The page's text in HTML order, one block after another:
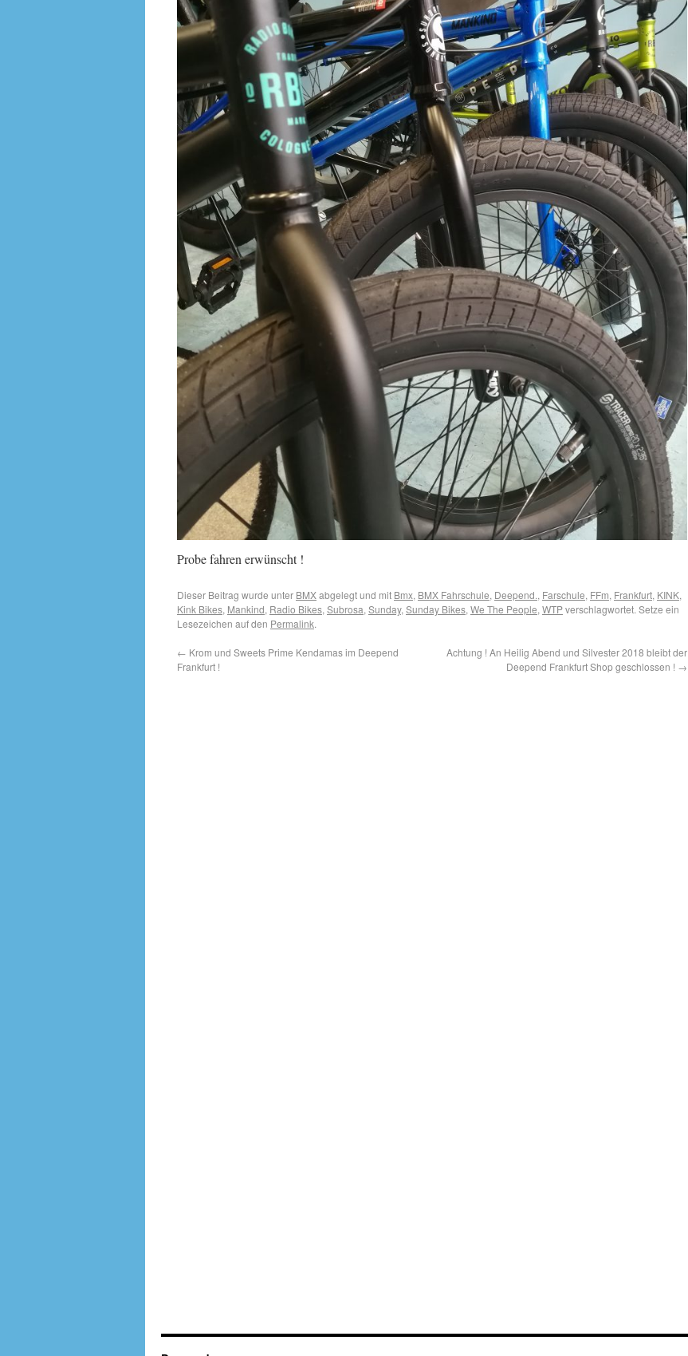
Probe fahren erwünscht !
Dieser Beitrag wurde unter BMXabgelegt und mit Bmx, BMX Fahrschule, Deepend., Farschule, FFm, Frankfurt, KINK,
Kink Bikes, Mankind, Radio Bikes, Subrosa, Sunday, Sunday Bikes, We The People, WTPverschlagwortet. Setze ein
Lesezeichen auf den Permalink.
← Krom und Sweets Prime Kendamas im Deepend
Frankfurt !
Achtung ! An Heilig Abend und Silvester 2018 bleibt der
Deepend Frankfurt Shop geschlossen ! →